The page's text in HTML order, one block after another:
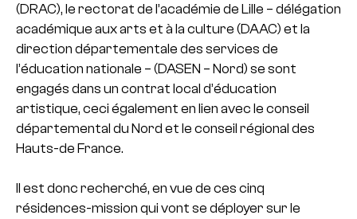
(DRAC), le rectorat de l’académie de Lille – délégation
académique aux arts et à la culture (DAAC) et la
direction départementale des services de
l’éducation nationale – (DASEN – Nord) se sont
engagés dans un contrat local d’éducation
artistique, ceci également en lien avec le conseil
départemental du Nord et le conseil régional des
Hauts-de France.
Il est donc recherché, en vue de ces cinq
résidences-mission qui vont se déployer sur le